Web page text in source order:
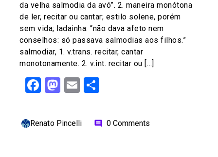
da velha salmodia da avó”. 2. maneira monótona
de ler, recitar ou cantar; estilo solene, porém
sem vida; ladainha: “não dava afeto nem
conselhos: só passava salmodias aos filhos.”
salmodiar, 1. v.trans. recitar, cantar
monotonamente. 2. v.int. recitar ou […]
Facebook
Mastodon
Email
Renato Pincelli comment 0 Comments